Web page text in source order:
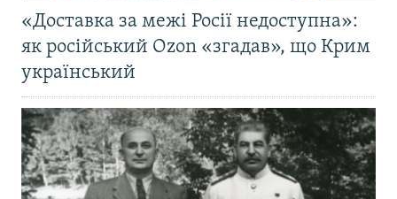
«Доставка за межі Росії недоступна»:
як російський Ozon «згадав», що Крим
український